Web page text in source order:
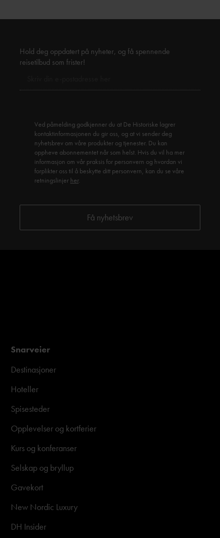
Hold deg oppdatert på nyheter, og få spennende
reisetilbud som frister!
Ved påmelding godkjenner du at De Historiske lagrer
kontaktinformasjonen du gir oss, og at vi sender deg
nyhetsbrev om våre produkter og tjenester. Du kan
oppheve abonnementet når som helst. Hvis du vil ha mer
informasjon om vår praksis for personvern og hvordan vi
forplikter oss til å beskytte ditt personvern, kan du se våre
retningslinjer her.
Snarveier
Destinasjoner
Hoteller
Spisesteder
Opplevelser og kortferier
Kurs og konferanser
Selskap og bryllup
Gavekort
New Nordic Luxury
DH Insider